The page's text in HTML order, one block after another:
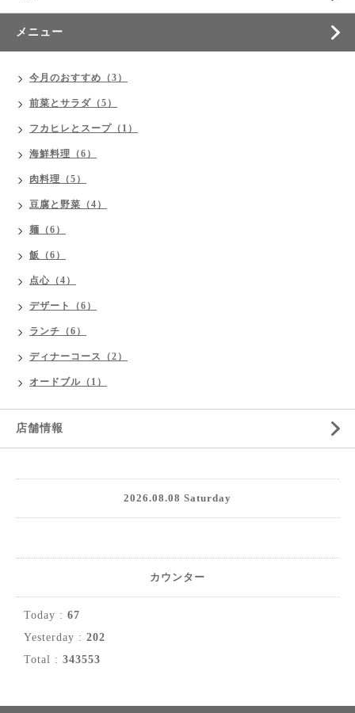
メニュー
今月のおすすめ（3）
前菜とサラダ（5）
フカヒレとスープ（1）
海鮮料理（6）
肉料理（5）
豆腐と野菜（4）
麺（6）
飯（6）
点心（4）
デザート（6）
ランチ（6）
ディナーコース（2）
オードブル（1）
店舗情報
2026.08.08 Saturday
カウンター
Today : 67
Yesterday : 202
Total : 343553